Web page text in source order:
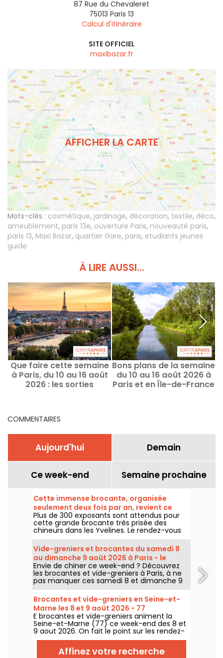
87 Rue du Chevaleret
75013 Paris 13
Calcul d'itinéraire
SITE OFFICIEL
maxibazar.fr
AFFICHER LA CARTE
Mots-clés : cosmétique, jardinage, décoration, textile, déco,
ameublement, paris 13e, ouverture Paris, nouveauté paris,
paris 13, Maxi Bazar, quartier Gare, paris, etudiants jeunes
guide
À LIRE AUSSI...
Que faire cette semaine
à Paris, du 10 au 16 août
2026 : les sorties
Bons plans de la semaine
du 10 au 16 août 2026 à
Paris et en Île-de-France
COMMENTAIRES
Aujourd'hui Demain
Ce week-end Semaine prochaine
Cette immense brocante, organisée
seulement deux fois par an, revient ce
week-end dans les Yvelines
Plus de 300 exposants sont attendus pour
cette grande brocante très prisée des
chineurs dans les Yvelines. Le rendez-vous
revient sous le parking du Carrefour de
Montesson le dimanche 9 août 2026.
Vide-greniers et brocantes du samedi 8
au dimanche 9 août 2026 à Paris - le
programme du week-end
Envie de chiner ce week-end ? Découvrez
les brocantes et vide-greniers à Paris, à ne
pas manquer ces samedi 8 et dimanche 9
août 2026 pour faire le plein de bonnes
affaires.
Brocantes et vide-greniers en Seine-et-
Marne les 8 et 9 août 2026 - 77
E brocantes et vide-greniers animent la
Seine-et-Marne (77) ce week-end des 8 et
9 aout 2026. On fait le point sur les rendez-
vous qui vous attendent !
Affinez votre recherche